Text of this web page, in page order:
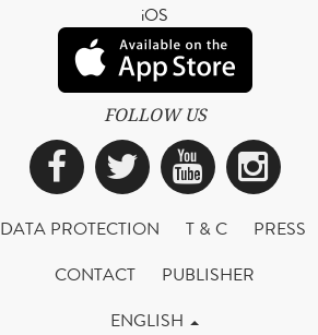
iOS
FOLLOW US
Facebook
Twitter
DATA PROTECTION T & C
PRESS
CONTACT
PUBLISHER
ENGLISH